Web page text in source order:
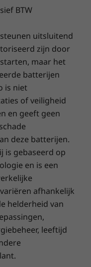
de
gaat de hele
Wanneer je
kun je de
in
Je bent dus
en kunt
waar je
snelle en
openbare
LTE-A-
maken waar
2e generatie
Ultra
BTW
uitsluitend
zijn door
maar het
batterijen
is niet
of veiligheid
en geeft geen
deze batterijen.
is gebaseerd op
en is een
afhankelijk
helderheid van
leeftijd